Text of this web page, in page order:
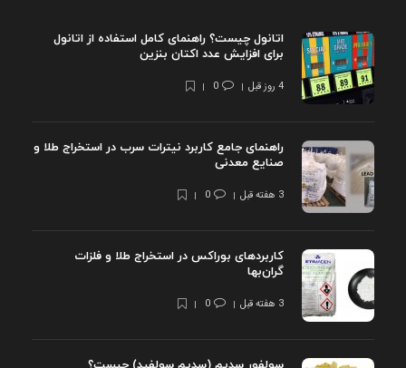
اتانول چیست؟ راهنمای کامل استفاده از اتانول
برای افزایش عدد اکتان بنزین
4 روز قبل 0
راهنمای جامع کاربرد نیترات سرب در استخراج طلا و
صنایع معدنی
3 هفته قبل 0
کاربردهای بوراکس در استخراج طلا و فلزات
گران‌بها
3 هفته قبل 0